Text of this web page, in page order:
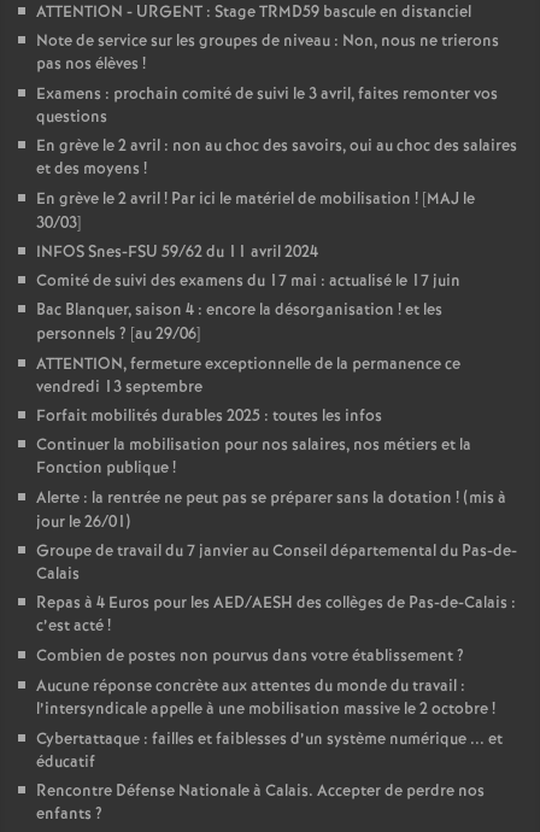
ATTENTION - URGENT : Stage TRMD59 bascule en distanciel
Note de service sur les groupes de niveau : Non, nous ne trierons
pas nos élèves !
Examens : prochain comité de suivi le 3 avril, faites remonter vos
questions
En grève le 2 avril : non au choc des savoirs, oui au choc des salaires
et des moyens !
En grève le 2 avril! Par ici le matériel de mobilisation ! [MAJ le
30/03]
INFOS Snes-FSU 59/62 du 11 avril 2024
Comité de suivi des examens du 17 mai : actualisé le 17 juin
Bac Blanquer, saison 4 : encore la désorganisation ! et les
personnels ? [au 29/06]
ATTENTION, fermeture exceptionnelle de la permanence ce
vendredi 13 septembre
Forfait mobilités durables 2025 : toutes les infos
Continuer la mobilisation pour nos salaires, nos métiers et la
Fonction publique!
Alerte : la rentrée ne peut pas se préparer sans la dotation ! (mis à
jour le 26/01)
Groupe de travail du 7 janvier au Conseil départemental du Pas-de-
Calais
Repas à 4 Euros pour les AED/AESH des collèges de Pas-de-Calais :
c’est acté!
Combien de postes non pourvus dans votre établissement?
Aucune réponse concrète aux attentes du monde du travail :
l’intersyndicale appelle à une mobilisation massive le 2 octobre!
Cybertattaque : failles et faiblesses d’un système numérique ... et
éducatif
Rencontre Défense Nationale à Calais. Accepter de perdre nos
enfants ?